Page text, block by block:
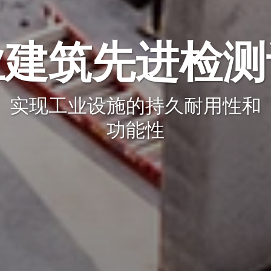
筑先进检
实现工业设施的持久耐用性和
功能性